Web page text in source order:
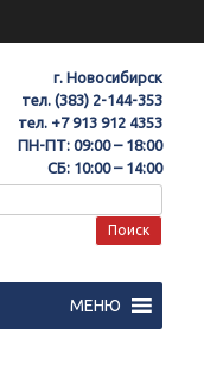
г. Новосибирск
тел. (383) 2-144-353
тел. +7 913 912 4353
ПН-ПТ: 09:00 – 18:00
СБ: 10:00 – 14:00
Поиск
МЕНЮ